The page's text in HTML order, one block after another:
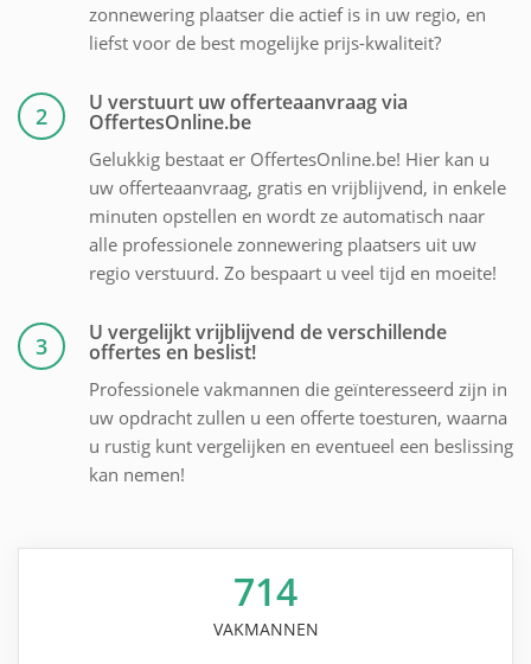
zonnewering plaatser die actief is in uw regio, en
liefst voor de best mogelijke prijs-kwaliteit?
2 U verstuurt uw offerteaanvraag via
OffertesOnline.be
Gelukkig bestaat er OffertesOnline.be! Hier kan u
uw offerteaanvraag, gratis en vrijblijvend, in enkele
minuten opstellen en wordt ze automatisch naar
alle professionele zonnewering plaatsers uit uw
regio verstuurd. Zo bespaart u veel tijd en moeite!
3 U vergelijkt vrijblijvend de verschillende
offertes en beslist!
Professionele vakmannen die geïnteresseerd zijn in
uw opdracht zullen u een offerte toesturen, waarna
u rustig kunt vergelijken en eventueel een beslissing
kan nemen!
714
VAKMANNEN